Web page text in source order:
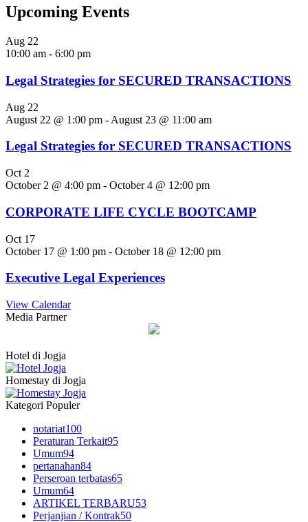
Upcoming Events
Aug 22
10:00 am - 6:00 pm
Legal Strategies for SECURED TRANSACTIONS
Aug 22
August 22 @ 1:00 pm - August 23 @ 11:00 am
Legal Strategies for SECURED TRANSACTIONS
Oct 2
October 2 @ 4:00 pm - October 4 @ 12:00 pm
CORPORATE LIFE CYCLE BOOTCAMP
Oct 17
October 17 @ 1:00 pm - October 18 @ 12:00 pm
Executive Legal Experiences
View Calendar
Media Partner
Hotel di Jogja
Homestay di Jogja
Kategori Populer
notariat100
Peraturan Terkait95
Umum94
pertanahan84
Perseroan terbatas65
Umum64
ARTIKEL TERBARU53
Perjanjian / Kontrak50